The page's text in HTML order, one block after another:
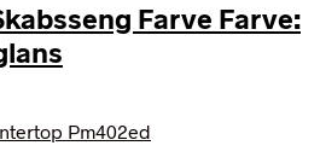
Farve Farve: